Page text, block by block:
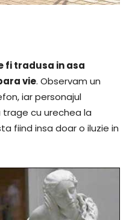
fi tradusa in asa
vie. Observam un
iar personajul
cu urechea la
fiind insa doar o iluzie in